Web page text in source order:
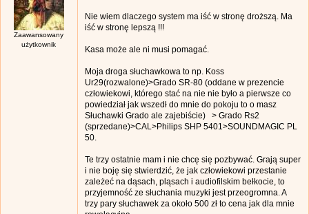
Zaawansowany
użytkownik
Nie wiem dlaczego system ma iść w stronę droższą. Ma
iść w stronę lepszą !!!
Kasa może ale ni musi pomagać.
Moja droga słuchawkowa to np. Koss
Ur29(rozwalone)>Grado SR-80 (oddane w prezencie
człowiekowi, którego stać na nie nie było a pierwsze co
powiedział jak wszedł do mnie do pokoju to o masz
Słuchawki Grado ale zajebiście) > Grado Rs2
(sprzedane)>CAL>Philips SHP 5401>SOUNDMAGIC PL
50.
Te trzy ostatnie mam i nie chcę się pozbywać. Grają super
i nie boję się stwierdzić, że jak człowiekowi przestanie
zależeć na dąsach, pląsach i audiofilskim bełkocie, to
przyjemność ze słuchania muzyki jest przeogromna. A
trzy pary słuchawek za około 500 zł to cena jak dla mnie